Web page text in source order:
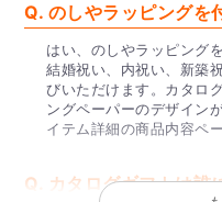
Q. のしやラッピングを
はい、のしやラッピング
結婚祝い、内祝い、新築
びいただけます。カタロ
ングペーパーのデザイン
イテム詳細の商品内容ペ
Q. カタログギフトは誰